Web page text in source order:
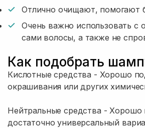
Отлично очищают, помогают
Очень важно использовать с
сами волосы, а также не
Как подобрать
Кислотные средства - Хорошо
окрашивания или других
Нейтральные средства - Хорошо
достаточно универсальный